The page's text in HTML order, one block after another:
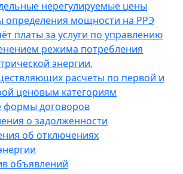
нерегулируемые цены
определения мощности на РРЭ
платы за услуги по управлению
режима потребления
энергии,
расчеты по первой и
ценовым категориям
формы договоров
о задолженности
об отключениях
объявлений